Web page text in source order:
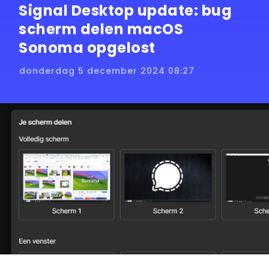
Signal Desktop update: bug
scherm delen macOS
Sonoma opgelost
donderdag 5 december 2024 08:27